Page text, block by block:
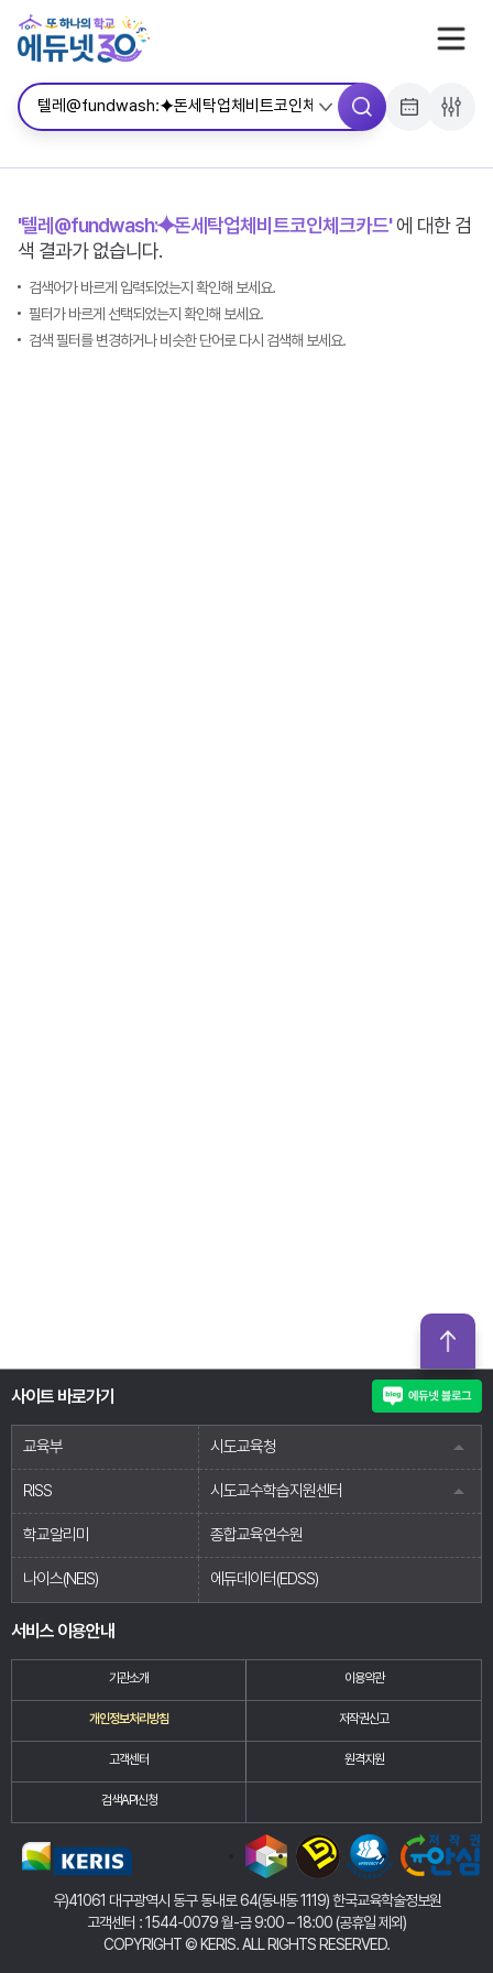
'텔레@fundwash:⯌돈세탁업체비트코인체크카드'에 대한 검
색 결과가 없습니다.
검색어가 바르게 입력되었는지 확인해 보세요.
필터가 바르게 선택되었는지 확인해 보세요.
검색 필터를 변경하거나 비슷한 단어로 다시 검색해 보세요.
사이트 바로가기
교육부 시도교육청
RISS 시도교수학습지원센터
학교알리미 종합교육연수원
나이스(NEIS) 에듀데이터(EDSS)
서비스 이용안내
기관소개 이용약관
개인정보처리방침 저작권신고
고객센터 원격지원
검색API신청
우)41061 대구광역시 동구 동내로 64(동내동 1119) 한국교육학술정보원
고객센터 : 1544-0079 월-금 9:00 – 18:00 (공휴일 제외)
COPYRIGHT© KERIS. ALL RIGHTS RESERVED.